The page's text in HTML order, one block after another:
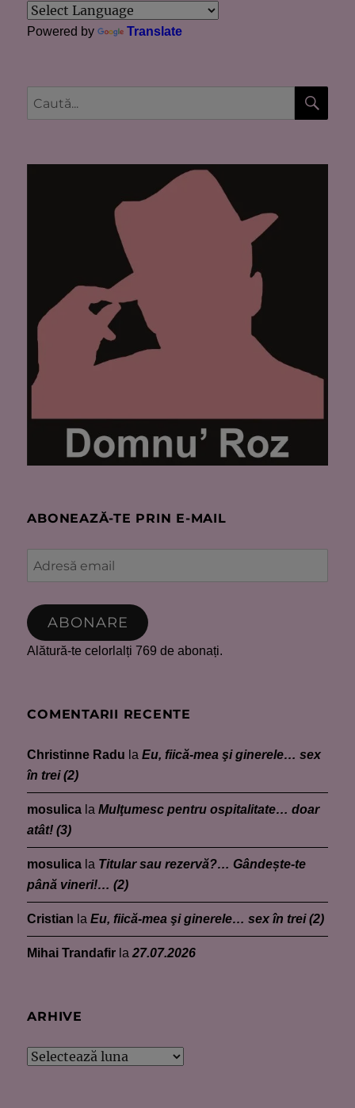
Powered by Translate
Caută
după:
ABONEAZĂ-TE PRIN E-MAIL
Adresă
email
ABONARE
Alătură-te celorlalți 769 de abonați.
COMENTARII RECENTE
Christinne Radu laEu, fiică-mea şi ginerele… sex
în trei (2)
mosulica laMulţumesc pentru ospitalitate… doar
atât! (3)
mosulica la Titular sau rezervă?… Gândește-te
până vineri!… (2)
Cristian laEu, fiică-mea şi ginerele… sex în trei (2)
Mihai Trandafir la27.07.2026
ARHIVE
Arhive